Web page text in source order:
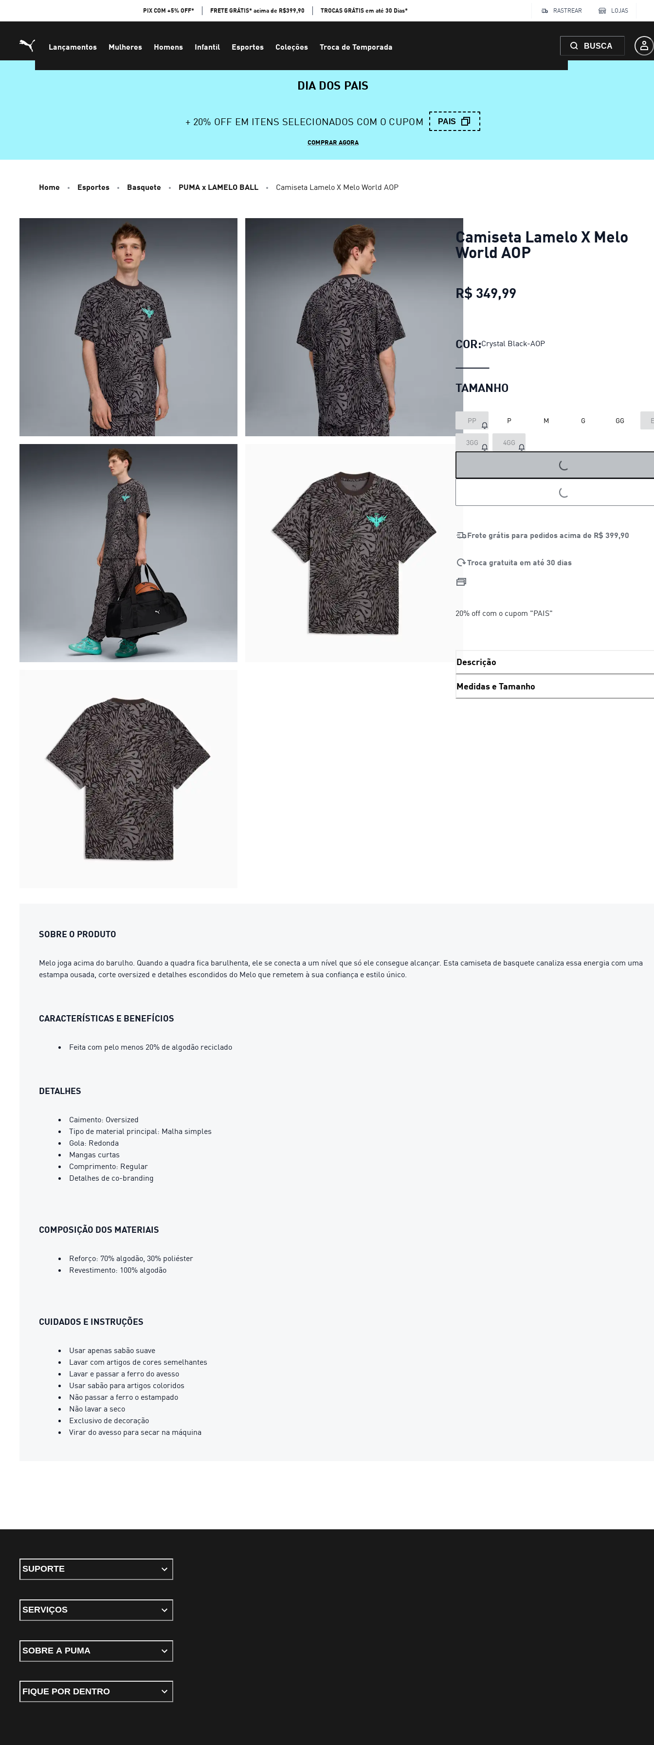
PIX COM +5% OFF* FRETE GRÁTIS* acima de R$399,90 TROCAS GRÁTIS em até 30 Dias* RASTREAR LOJAS
Lançamentos Mulheres Homens Infantil Esportes Coleções Troca de Temporada BUSCA
DIA DOS PAIS
+ 20% OFF EM ITENS SELECIONADOS COM O CUPOM PAIS
COMPRAR AGORA
Home Esportes Basquete PUMA x LAMELO BALL Camiseta Lamelo X Melo World AOP
Camiseta Lamelo X Melo
World AOP
R$ 349,99
COR:Crystal Black-AOP
TAMANHO
PP P M G GG
3GG 4GG
LOADING...
LOADING...
Frete grátis para pedidos acima de R$ 399,90
Troca gratuita em até 30 dias
20% off com o cupom "PAIS"
Descrição
Medidas e Tamanho
SOBRE O PRODUTO
Melo joga acima do barulho. Quando a quadra fica barulhenta, ele se conecta a um nível que só ele consegue alcançar. Esta camiseta de basquete canaliza essa energia com uma
estampa ousada, corte oversized e detalhes escondidos do Melo que remetem à sua confiança e estilo único.
CARACTERÍSTICAS E BENEFÍCIOS
Feita com pelo menos 20% de algodão reciclado
DETALHES
Caimento: Oversized
Tipo de material principal: Malha simples
Gola: Redonda
Mangas curtas
Comprimento: Regular
Detalhes de co-branding
COMPOSIÇÃO DOS MATERIAIS
Reforço: 70% algodão, 30% poliéster
Revestimento: 100% algodão
CUIDADOS E INSTRUÇÕES
Usar apenas sabão suave
Lavar com artigos de cores semelhantes
Lavar e passar a ferro do avesso
Usar sabão para artigos coloridos
Não passar a ferro o estampado
Não lavar a seco
Exclusivo de decoração
Virar do avesso para secar na máquina
SUPORTE
SERVIÇOS
SOBRE A PUMA
FIQUE POR DENTRO